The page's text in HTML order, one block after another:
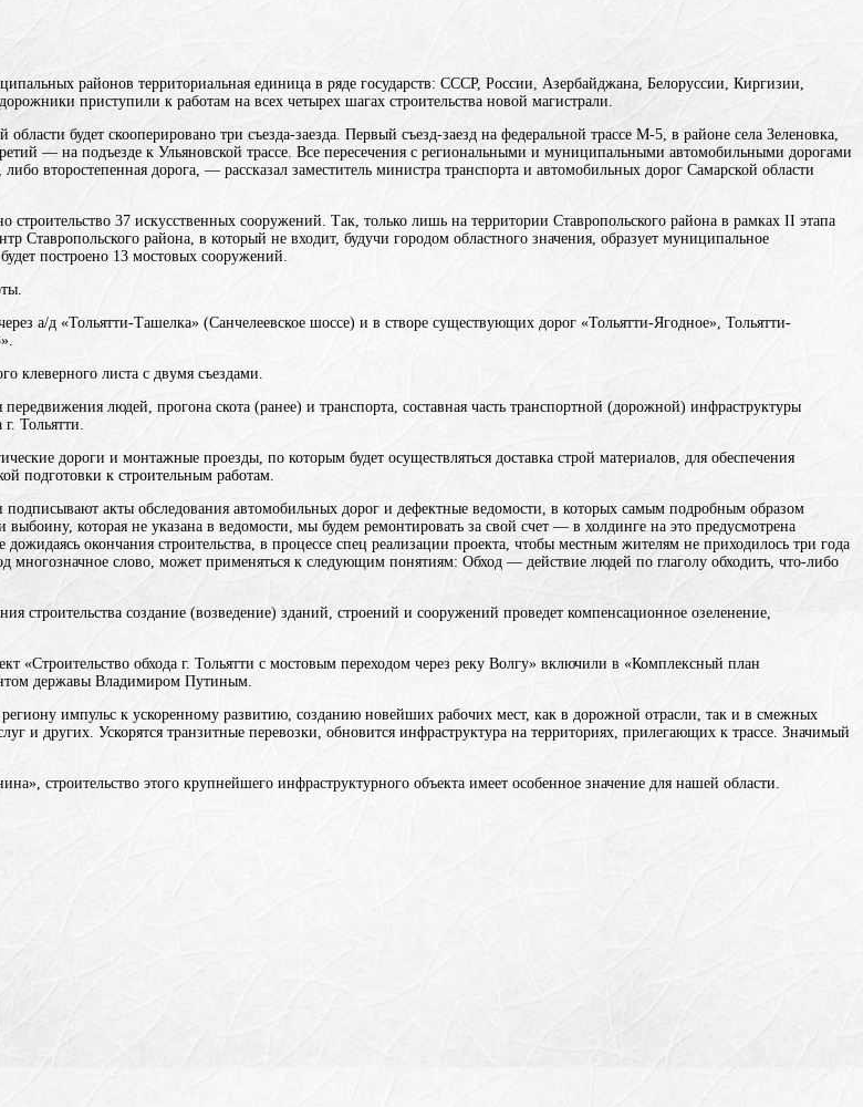
районов территориальная единица в ряде государств: СССР, России, Азербайджана, Белоруссии, Киргизии,
приступили к работам на всех четырех шагах строительства новой магистрали.
будет скооперировано три съезда-заезда. Первый съезд-заезд на федеральной трассе М-5, в районе села Зеленовка,
— на подъезде к Ульяновской трассе. Все пересечения с региональными и муниципальными автомобильными дорогами
второстепенная дорога, — рассказал заместитель министра транспорта и автомобильных дорог Самарской области
37 искусственных сооружений. Так, только лишь на территории Ставропольского района в рамках II этапа
Ставропольского района, в который не входит, будучи городом областного значения, образует муниципальное
будет построено 13 мостовых сооружений.
а/д «Тольятти-Ташелка» (Санчелеевское шоссе) и в створе существующих дорог «Тольятти-Ягодное», Тольятти-
клеверного листа с двумя съездами.
людей, прогона скота (ранее) и транспорта, составная часть транспортной (дорожной) инфраструктуры
Тольятти.
дороги и монтажные проезды, по которым будет осуществляться доставка строй материалов, для обеспечения
подготовки к строительным работам.
акты обследования автомобильных дорог и дефектные ведомости, в которых самым подробным образом
которая не указана в ведомости, мы будем ремонтировать за свой счет — в холдинге на это предусмотрена
окончания строительства, в процессе спец реализации проекта, чтобы местным жителям не приходилось три года
многозначное слово, может применяться к следующим понятиям: Обход — действие людей по глаголу обходить, что-либо
строительства создание (возведение) зданий, строений и сооружений проведет компенсационное озеленение,
обхода г. Тольятти с мостовым переходом через реку Волгу» включили в «Комплексный план
державы Владимиром Путиным.
региону импульс к ускоренному развитию, созданию новейших рабочих мест, как в дорожной отрасли, так и в смежных
и других. Ускорятся транзитные перевозки, обновится инфраструктура на территориях, прилегающих к трассе. Значимый
строительство этого крупнейшего инфраструктурного объекта имеет особенное значение для нашей области.